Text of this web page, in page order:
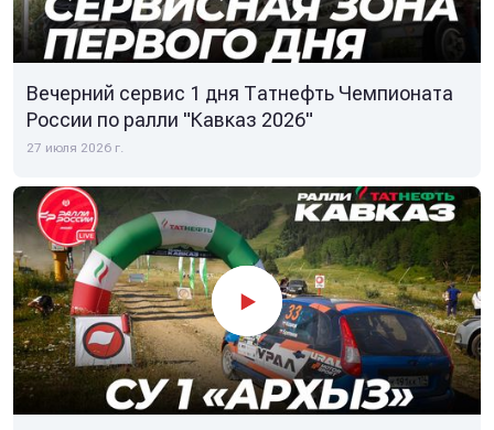
Вечерний сервис 1 дня Татнефть Чемпионата
России по ралли "Кавказ 2026"
27 июля 2026 г.